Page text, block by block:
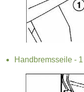
Handbremsseile -